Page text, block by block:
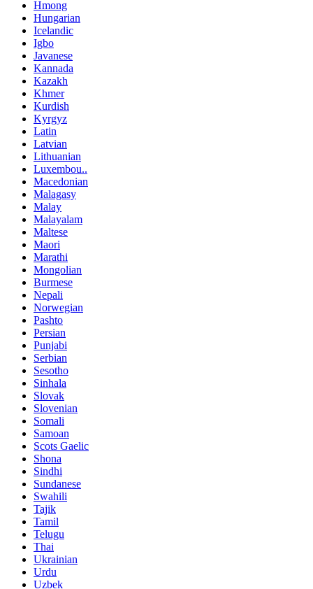
Hmong
Hungarian
Icelandic
Igbo
Javanese
Kannada
Kazakh
Khmer
Kurdish
Kyrgyz
Latin
Latvian
Lithuanian
Luxembou..
Macedonian
Malagasy
Malay
Malayalam
Maltese
Maori
Marathi
Mongolian
Burmese
Nepali
Norwegian
Pashto
Persian
Punjabi
Serbian
Sesotho
Sinhala
Slovak
Slovenian
Somali
Samoan
Scots Gaelic
Shona
Sindhi
Sundanese
Swahili
Tajik
Tamil
Telugu
Thai
Ukrainian
Urdu
Uzbek